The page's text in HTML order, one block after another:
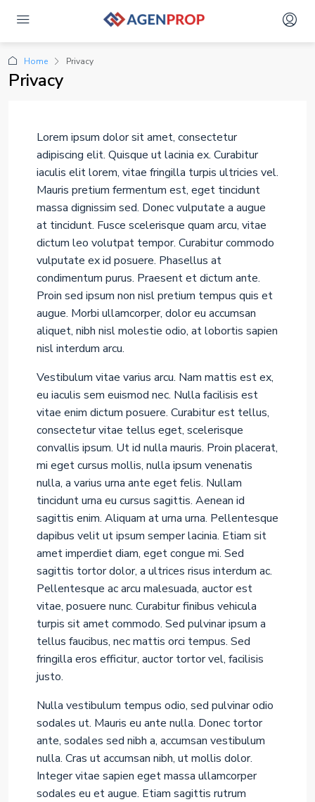
Home Privacy
Privacy
Lorem ipsum dolor sit amet, consectetur
adipiscing elit. Quisque ut lacinia ex. Curabitur
iaculis elit lorem, vitae fringilla turpis ultricies vel.
Mauris pretium fermentum est, eget tincidunt
massa dignissim sed. Donec vulputate a augue
at tincidunt. Fusce scelerisque quam arcu, vitae
dictum leo volutpat tempor. Curabitur commodo
vulputate ex id posuere. Phasellus at
condimentum purus. Praesent et dictum ante.
Proin sed ipsum non nisl pretium tempus quis et
augue. Morbi ullamcorper, dolor eu accumsan
aliquet, nibh nisl molestie odio, at lobortis sapien
nisl interdum arcu.
Vestibulum vitae varius arcu. Nam mattis est ex,
eu iaculis sem euismod nec. Nulla facilisis est
vitae enim dictum posuere. Curabitur est tellus,
consectetur vitae tellus eget, scelerisque
convallis ipsum. Ut id nulla mauris. Proin placerat,
mi eget cursus mollis, nulla ipsum venenatis
nulla, a varius urna ante eget felis. Nullam
tincidunt urna eu cursus sagittis. Aenean id
sagittis enim. Aliquam at urna urna. Pellentesque
dapibus velit ut ipsum semper lacinia. Etiam sit
amet imperdiet diam, eget congue mi. Sed
sagittis tortor dolor, a ultrices risus interdum ac.
Pellentesque ac arcu malesuada, auctor est
vitae, posuere nunc. Curabitur finibus vehicula
turpis sit amet commodo. Sed pulvinar ipsum a
tellus faucibus, nec mattis orci tempus. Sed
fringilla eros efficitur, auctor tortor vel, facilisis
justo.
Nulla vestibulum tempus odio, sed pulvinar odio
sodales ut. Mauris eu ante nulla. Donec tortor
ante, sodales sed nibh a, accumsan vestibulum
nulla. Cras ut accumsan nibh, ut mollis dolor.
Integer vitae sapien eget massa ullamcorper
sodales eu et augue. Etiam sagittis rutrum